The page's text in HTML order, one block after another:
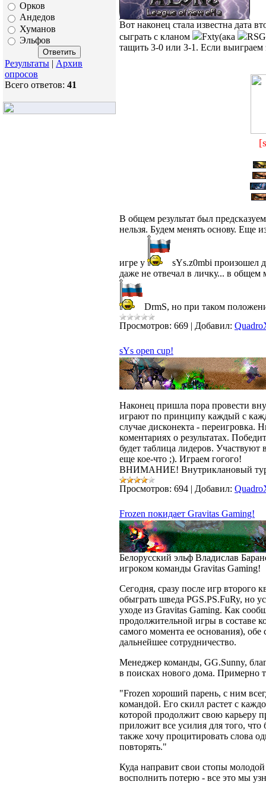
Орков
Андедов
Хуманов
Эльфов
Результаты | Архив
опросов
Всего ответов: 41
Вот наконец стала известна дата
сыграть с кланом
Fxty(ака
тащить 3-0 или 3-1. Если
В общем результат был
нельзя. Будем менять основу. Еще
игре у
sYs.z0mbi произошел
даже не отвечал в личку... в общем
DrmS, но при таком
Просмотров: 669 | Добавил:
sYs open cup!
Наконец пришла пора провести
играют по принципу каждый с
случае дисконекта - переигровка.
коментариях о результатах.
будет таблица лидеров.
еще кое-что ;). Играем гогого!
ВНИМАНИЕ! Внутриклановый
Просмотров: 694 | Добавил:
Frozen покидает Gravitas Gaming!
Белорусский эльф Владислав
игроком команды Gravitas Gaming!
Сегодня, сразу после игр второго
обыграть шведа PGS.PS.FuRy, но
уходе из Gravitas Gaming. Как
продолжительной игры в составе
самого момента ее основания),
дальнейшее сотрудничество.
Менеджер команды, GG.Sunny,
в поисках нового дома. Примерно
"Frozen хороший парень, с ним
командой. Его скилл растет с
которой продолжит свою карьеру
приложит все усилия для того,
также хочу процитировать слова
повторять."
Куда направит свои стопы
восполнить потерю - все это мы